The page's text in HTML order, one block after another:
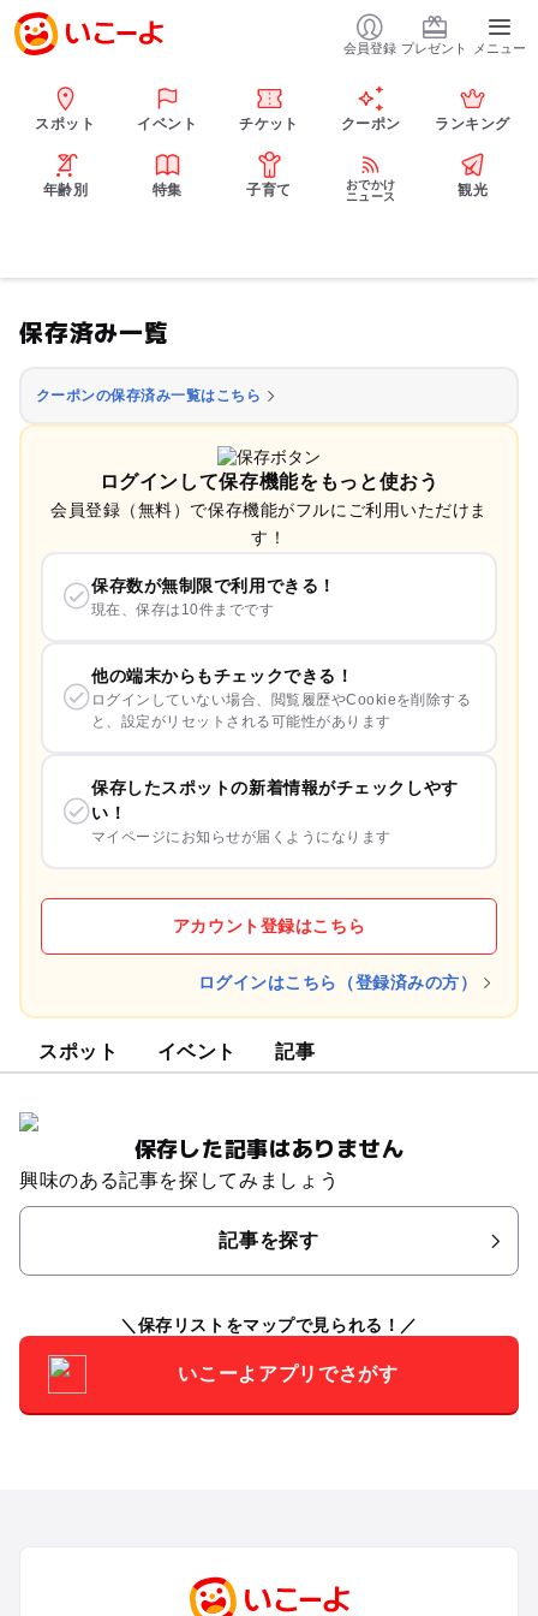
会員登録 プレゼント メニュー
スポット イベント チケット クーポン ランキング
年齢別 特集 子育て
おでかけ
ニュース
観光
保存済み一覧
クーポンの保存済み一覧はこちら
ログインして保存機能をもっと使おう
会員登録（無料）で保存機能がフルにご利用いただけま
す！
保存数が無制限で利用できる！
現在、保存は10件までです
他の端末からもチェックできる！
ログインしていない場合、閲覧履歴やCookieを削除する
と、設定がリセットされる可能性があります
保存したスポットの新着情報がチェックしやす
い！
マイページにお知らせが届くようになります
アカウント登録はこちら
ログインはこちら（登録済みの方）
スポット イベント 記事
保存した記事はありません
興味のある記事を探してみましょう
記事を探す
保存リストをマップで見られる！
いこーよアプリでさがす